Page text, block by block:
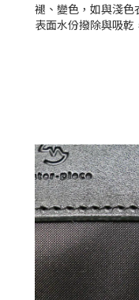
褪、變色，如與淺
表面水份撥除與吸乾